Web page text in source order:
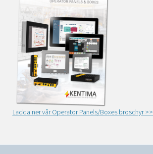
Ladda ner vår Operator Panels/Boxes broschyr >>